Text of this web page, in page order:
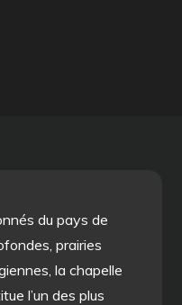
du pays de
prairies
la chapelle
l’un des plus